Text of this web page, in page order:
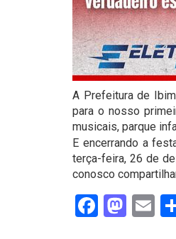
A Prefeitura de
para o nosso
musicais, parque
E encerrando a
terça-feira, 26 de
conosco